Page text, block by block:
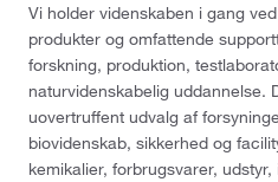
Vi holder videnskaben i gang
produkter og omfattende
forskning, produktion,
naturvidenskabelig uddannelse.
uovertruffent udvalg af
biovidenskab, sikkerhed og
kemikalier, forbrugsvarer,